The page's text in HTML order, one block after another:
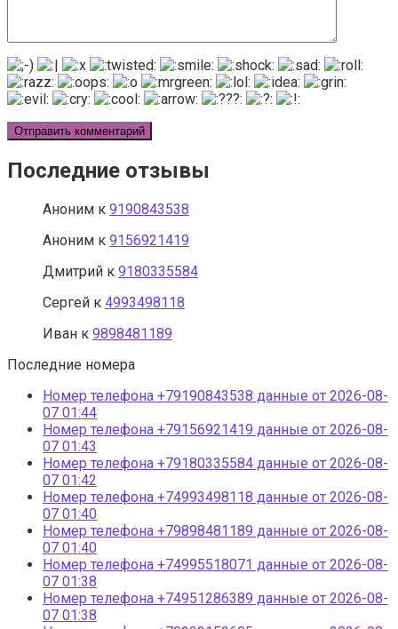
Последние отзывы
Аноним к 9190843538
Аноним к 9156921419
Дмитрий к 9180335584
Сергей к 4993498118
Иван к 9898481189
Последние номера
Номер телефона +79190843538 данные от 2026-08-
07 01:44
Номер телефона +79156921419 данные от 2026-08-
07 01:43
Номер телефона +79180335584 данные от 2026-08-
07 01:42
Номер телефона +74993498118 данные от 2026-08-
07 01:40
Номер телефона +79898481189 данные от 2026-08-
07 01:40
Номер телефона +74995518071 данные от 2026-08-
07 01:38
Номер телефона +74951286389 данные от 2026-08-
07 01:38